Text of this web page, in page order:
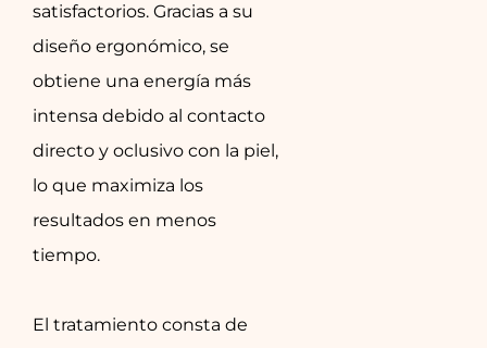
satisfactorios. Gracias a su
diseño ergonómico, se
obtiene una energía más
intensa debido al contacto
directo y oclusivo con la piel,
lo que maximiza los
resultados en menos
tiempo.
El tratamiento consta de